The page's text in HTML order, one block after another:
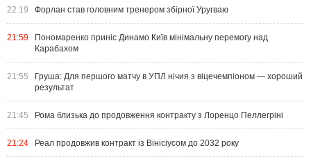
22:19 Форлан став головним тренером збірної Уругваю
21:59
Пономаренко приніс Динамо Київ мінімальну перемогу над
Карабахом
21:55
Груша: Для першого матчу в УПЛ нічия з віцечемпіоном — хороший
результат
21:45 Рома близька до продовження контракту з Лоренцо Пеллегріні
21:24 Реал продовжив контракт із Вінісіусом до 2032 року